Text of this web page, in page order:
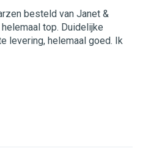
besteld van Janet &
top. Duidelijke
levering, helemaal goed. Ik